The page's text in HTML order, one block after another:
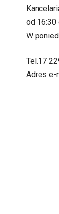
od 16:30
W
Tel.17
Adres e-